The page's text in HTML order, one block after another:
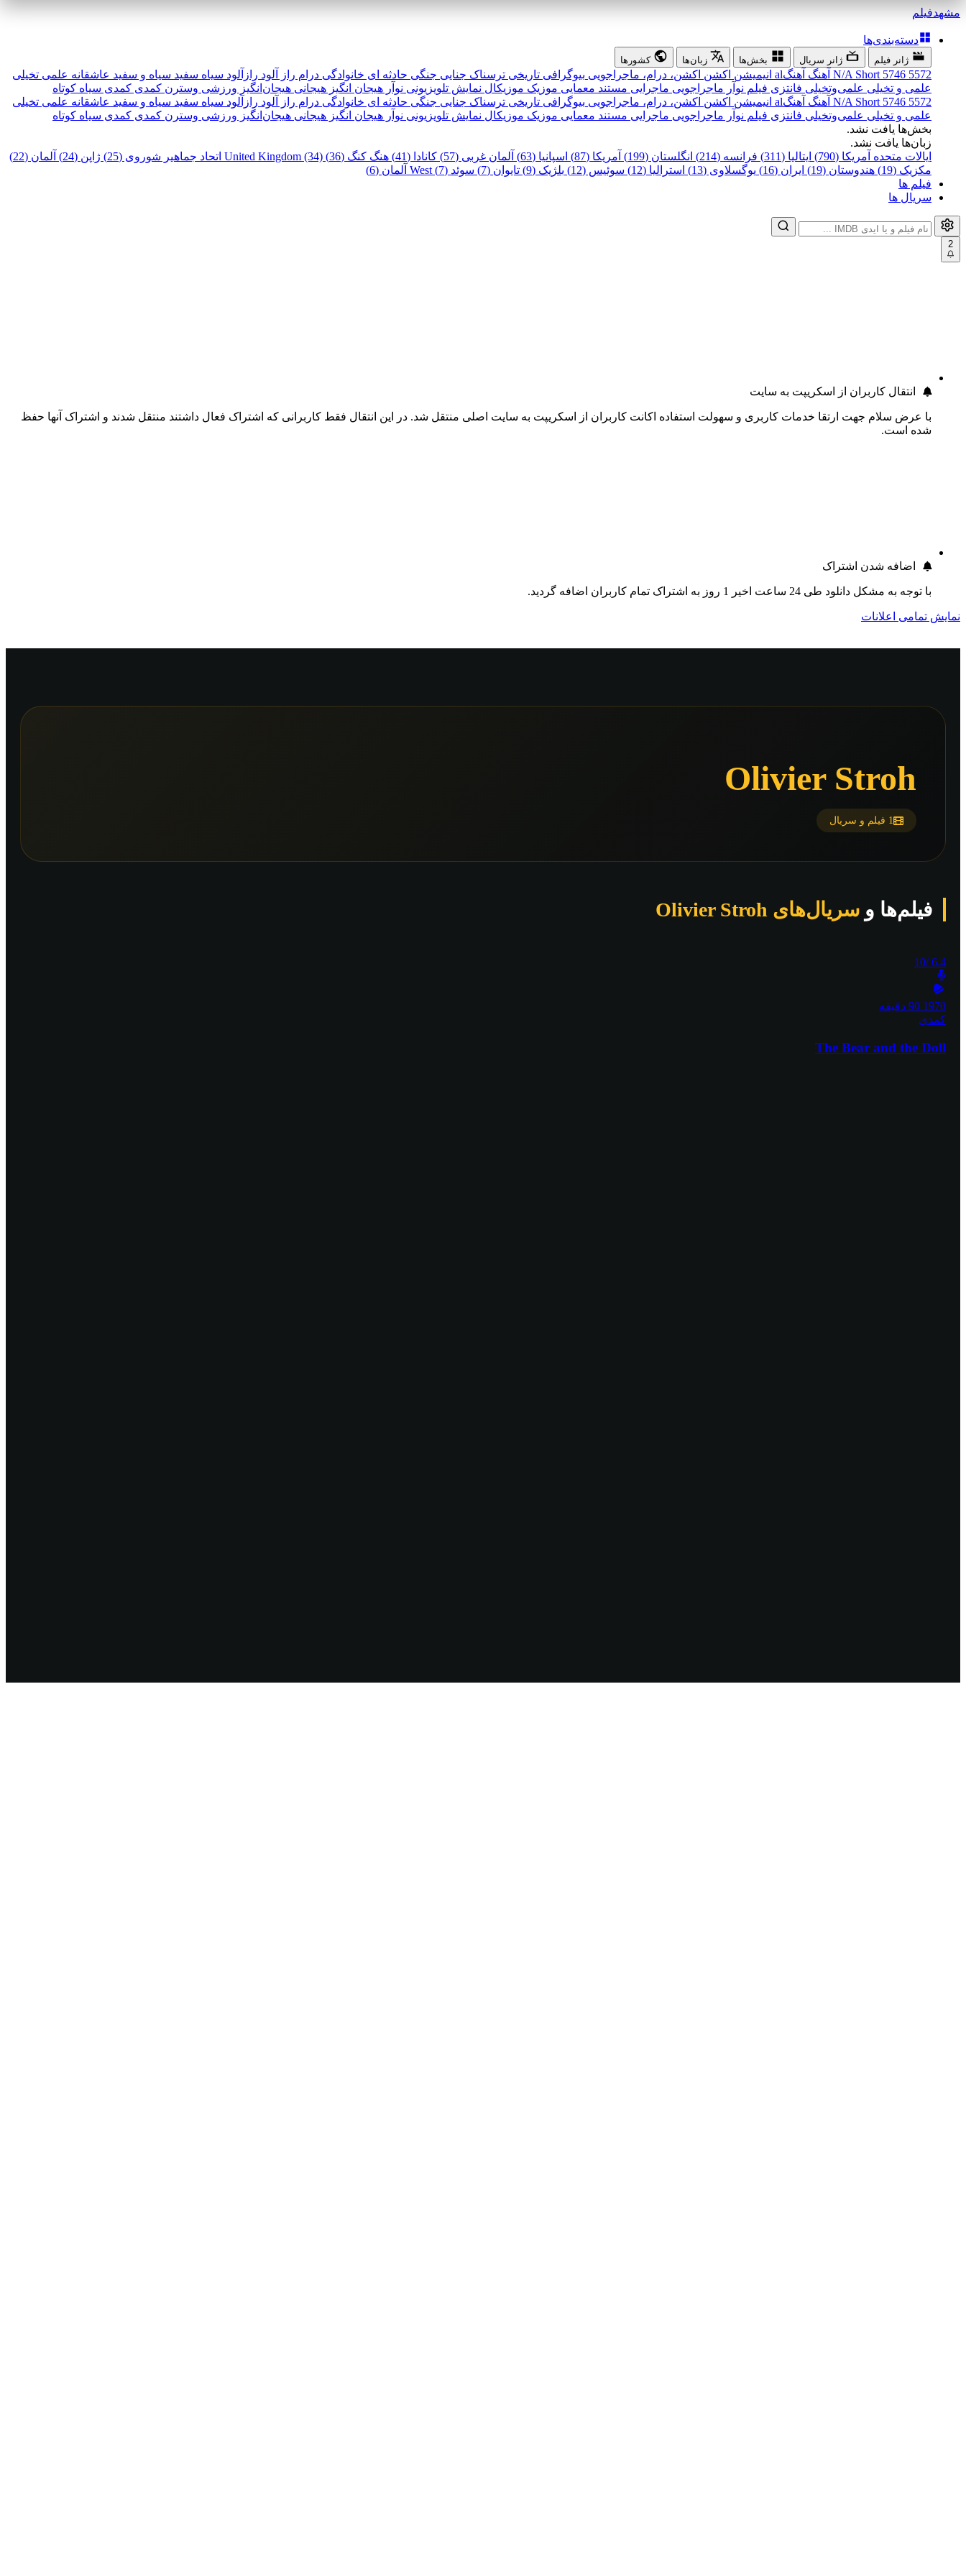
مشهدفیلم
دسته‌بندی‌ها
ژانر فیلم ژانر سریال بخش‌ها زبان‌ها کشورها
5572
5746
N/A Short آهنگ آهنگal انیمیشن اکشن اکشن، درام، ماجراجویی بیوگرافی تاریخی ترسناک جنایی جنگی حادثه ای خانوادگی درام راز آلود رازآلود سیاه سفید سیاه و سفید عاشقانه علمی تخیلی
علمی و تخیلی علمی‌و‌تخیلی فانتزی فیلم نوآر ماجراجویی ماجرایی مستند معمایی موزیک موزیکال نمایش تلویزیونی نوآر هیجان انگیز هیجانی هیجان‌انگیز ورزشی وسترن کمدی کمدی سیاه کوتاه
5572
5746
N/A Short آهنگ آهنگal انیمیشن اکشن اکشن، درام، ماجراجویی بیوگرافی تاریخی ترسناک جنایی جنگی حادثه ای خانوادگی درام راز آلود رازآلود سیاه سفید سیاه و سفید عاشقانه علمی تخیلی
علمی و تخیلی علمی‌و‌تخیلی فانتزی فیلم نوآر ماجراجویی ماجرایی مستند معمایی موزیک موزیکال نمایش تلویزیونی نوآر هیجان انگیز هیجانی هیجان‌انگیز ورزشی وسترن کمدی کمدی سیاه کوتاه
بخش‌ها یافت نشد.
زبان‌ها یافت نشد.
ایالات متحده آمریکا (790)
ایتالیا (311) فرانسه (214) انگلستان (199) آمریکا (87) اسپانیا (63) آلمان غربی (57) کانادا (41) هنگ کنگ (36) United Kingdom (34) اتحاد جماهیر شوروی (25) ژاپن (24)
آلمان (22)
مکزیک (19)
هندوستان (19) ایران (16) یوگسلاوی (13) استرالیا (12) سوئیس (12) بلژیک (9) تایوان (7) سوئد (7)
West آلمان (6)
فیلم ها
سریال ها
2
انتقال کاربران از اسکریپت به سایت
با عرض سلام جهت ارتقا خدمات کاربری و سهولت استفاده اکانت کاربران از اسکریپت به سایت اصلی منتقل شد. در این انتقال فقط کاربرانی که اشتراک فعال داشتند منتقل شدند و اشتراک آنها حفظ
شده است.
اضافه شدن اشتراک
با توجه به مشکل دانلود طی 24 ساعت اخیر 1 روز به اشتراک تمام کاربران اضافه گردید.
نمایش تمامی اعلانات
Olivier Stroh
1 فیلم و سریال
فیلم‌ها و سریال‌های Olivier Stroh
6.4
/10
1970 90 دقیقه
کمدی
The Bear and the Doll